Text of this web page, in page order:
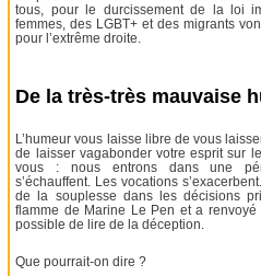
tous, pour le durcissement de la loi
femmes, des LGBT+ et des migrants
pour l’extrême droite.
De la très-très mauvaise
L’humeur vous laisse libre de vous
de laisser vagabonder votre esprit sur
vous : nous entrons dans une
s’échauffent. Les vocations
de la souplesse dans les décisions
flamme de Marine Le Pen et a
possible de lire de la déception.
Que pourrait-on dire ?